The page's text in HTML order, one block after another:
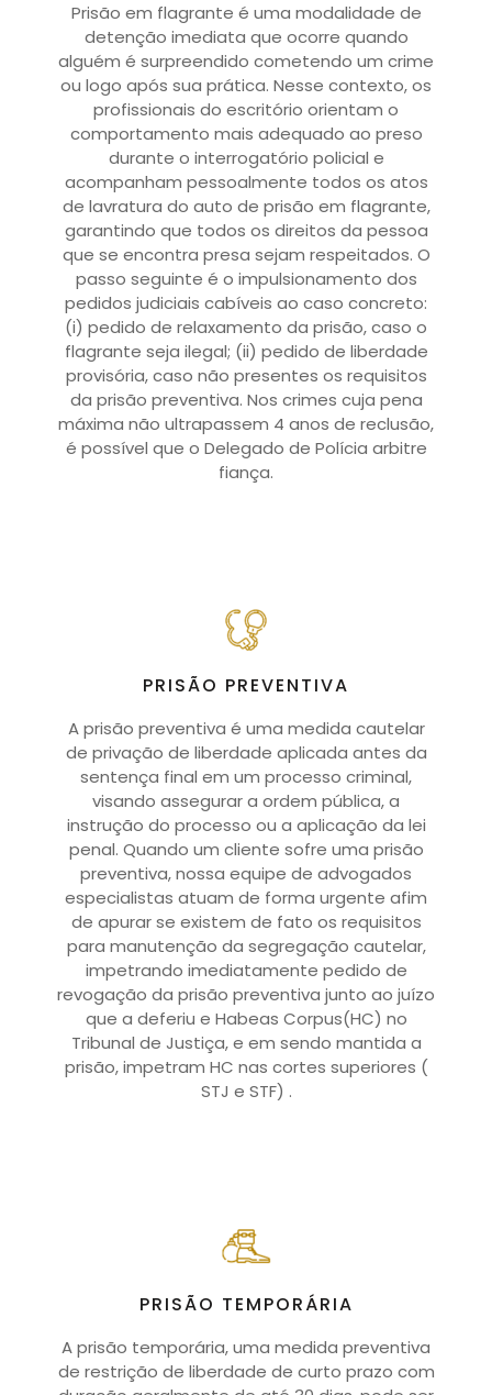
Prisão em flagrante é uma modalidade de
detenção imediata que ocorre quando
alguém é surpreendido cometendo um crime
ou logo após sua prática. Nesse contexto, os
profissionais do escritório orientam o
comportamento mais adequado ao preso
durante o interrogatório policial e
acompanham pessoalmente todos os atos
de lavratura do auto de prisão em flagrante,
garantindo que todos os direitos da pessoa
que se encontra presa sejam respeitados. O
passo seguinte é o impulsionamento dos
pedidos judiciais cabíveis ao caso concreto:
(i) pedido de relaxamento da prisão, caso o
flagrante seja ilegal; (ii) pedido de liberdade
provisória, caso não presentes os requisitos
da prisão preventiva. Nos crimes cuja pena
máxima não ultrapassem 4 anos de reclusão,
é possível que o Delegado de Polícia arbitre
fiança.
PRISÃO PREVENTIVA
A prisão preventiva é uma medida cautelar
de privação de liberdade aplicada antes da
sentença final em um processo criminal,
visando assegurar a ordem pública, a
instrução do processo ou a aplicação da lei
penal. Quando um cliente sofre uma prisão
preventiva, nossa equipe de advogados
especialistas atuam de forma urgente afim
de apurar se existem de fato os requisitos
para manutenção da segregação cautelar,
impetrando imediatamente pedido de
revogação da prisão preventiva junto ao juízo
que a deferiu e Habeas Corpus(HC) no
Tribunal de Justiça, e em sendo mantida a
prisão, impetram HC nas cortes superiores (
STJ e STF) .
PRISÃO TEMPORÁRIA
A prisão temporária, uma medida preventiva
de restrição de liberdade de curto prazo com